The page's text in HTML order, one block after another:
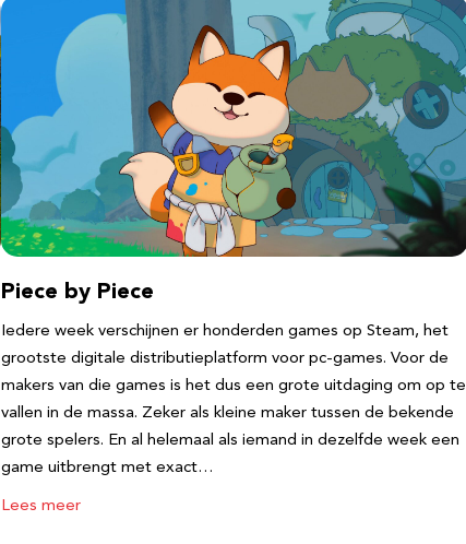
Piece by Piece
Iedere week verschijnen er honderden games op Steam, het
grootste digitale distributieplatform voor pc-games. Voor de
makers van die games is het dus een grote uitdaging om op te
vallen in de massa. Zeker als kleine maker tussen de bekende
grote spelers. En al helemaal als iemand in dezelfde week een
game uitbrengt met exact…
Lees meer